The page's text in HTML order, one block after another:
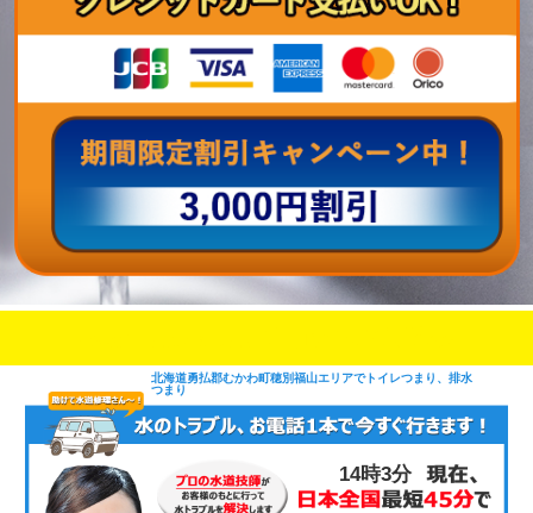
北海道勇払郡むかわ町穂別福山エリアでトイレつまり、排水
つまり
14時3分